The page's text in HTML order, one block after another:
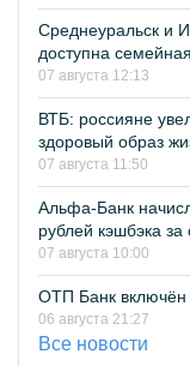
Среднеуральск и
доступна
07 августа 12:13
ВТБ: россияне
здоровый образ
07 августа 11:50
Альфа-Банк
рублей кэшбэка за
07 августа 10:00
ОТП Банк
06 августа 21:27
Все новости